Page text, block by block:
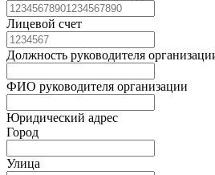
Лицевой счет
Должность руководителя
ФИО руководителя организации
Юридический адрес
Город
Улица